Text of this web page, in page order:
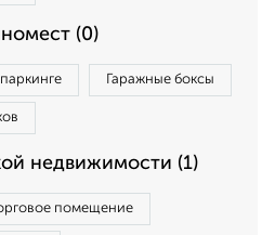
(0)
Гаражные боксы
недвижимости (1)
помещение